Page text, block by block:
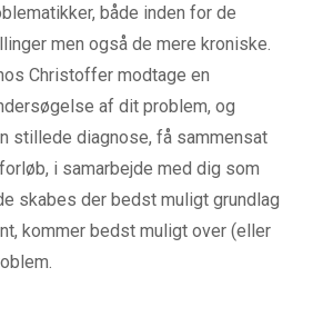
både inden for de
men også de mere kroniske.
Christoffer modtage en
af dit problem, og
stillede diagnose, få sammensat
i samarbejde med dig som
skabes der bedst muligt grundlag
kommer bedst muligt over (eller